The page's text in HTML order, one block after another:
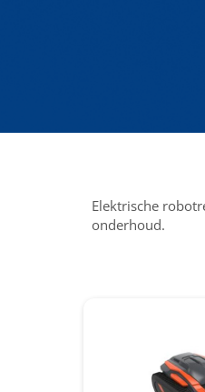
Elektrische
onderhoud.